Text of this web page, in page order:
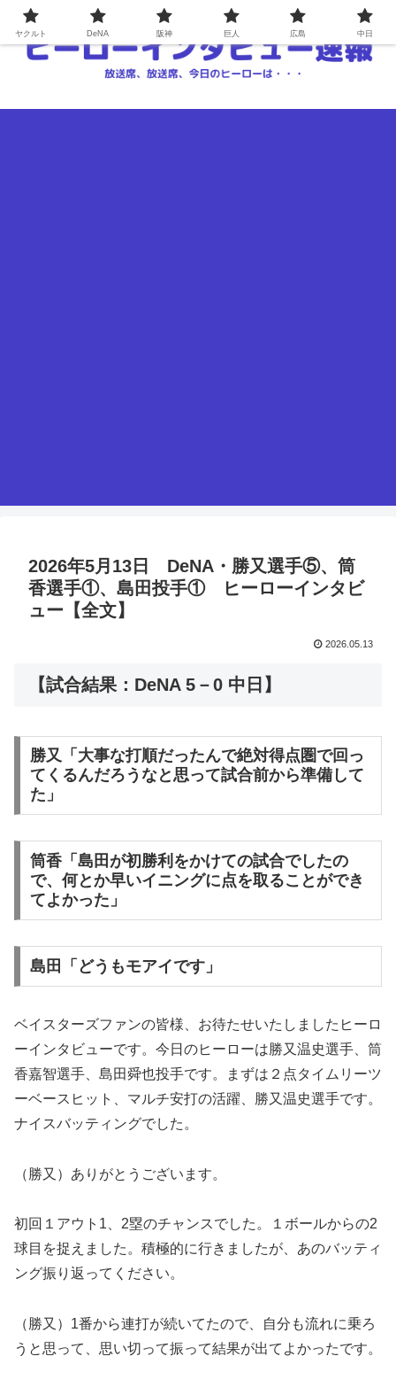
2026年5月13日 DeNA・勝又選手⑤、筒
香選手①、島田投手① ヒーローインタビ
ュー【全文】
2026.05.13
【試合結果：DeNA 5－0 中日】
勝又「大事な打順だったんで絶対得点圏で回っ
てくるんだろうなと思って試合前から準備して
た」
筒香「島田が初勝利をかけての試合でしたの
で、何とか早いイニングに点を取ることができ
てよかった」
島田「どうもモアイです」
ベイスターズファンの皆様、お待たせいたしましたヒーロ
ーインタビューです。今日のヒーローは勝又温史選手、筒
香嘉智選手、島田舜也投手です。まずは２点タイムリーツ
ーベースヒット、マルチ安打の活躍、勝又温史選手です。
ナイスバッティングでした。
（勝又）ありがとうございます。
初回１アウト1、2塁のチャンスでした。１ボールからの2
球目を捉えました。積極的に行きましたが、あのバッティ
ング振り返ってください。
（勝又）1番から連打が続いてたので、自分も流れに乗ろ
うと思って、思い切って振って結果が出てよかったです。
ヤクルト DeNA 阪神 巨人 広島 中日